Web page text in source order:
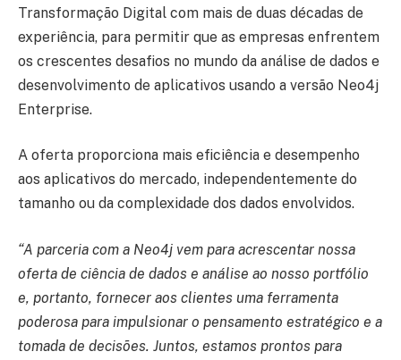
Transformação Digital com mais de duas décadas de
experiência, para permitir que as empresas enfrentem
os crescentes desafios no mundo da análise de dados e
desenvolvimento de aplicativos usando a versão Neo4j
Enterprise.
A oferta proporciona mais eficiência e desempenho
aos aplicativos do mercado, independentemente do
tamanho ou da complexidade dos dados envolvidos.
“A parceria com a Neo4j vem para acrescentar nossa
oferta de ciência de dados e análise ao nosso portfólio
e, portanto, fornecer aos clientes uma ferramenta
poderosa para impulsionar o pensamento estratégico e a
tomada de decisões. Juntos, estamos prontos para